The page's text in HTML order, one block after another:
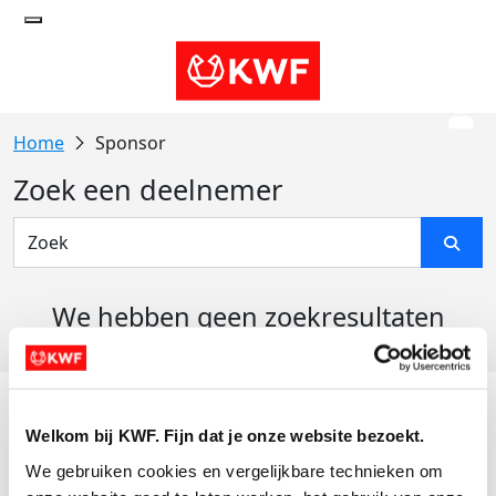
Welkom bij KWF. Fijn dat je onze website bezoekt.
We gebruiken cookies en vergelijkbare technieken om
Sponsor
Zoek een deelnemer
We hebben geen zoekresultaten
Actiematerialen
Evenementen